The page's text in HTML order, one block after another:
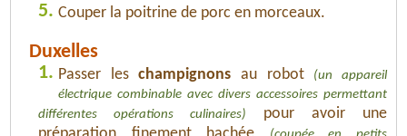
5. Couper la poitrine de porc en morceaux.
Duxelles
1. Passer leschampignons au robot
(un appareil
électrique combinable avec divers accessoires permettant
différentes opérations culinaires)
pour avoir une